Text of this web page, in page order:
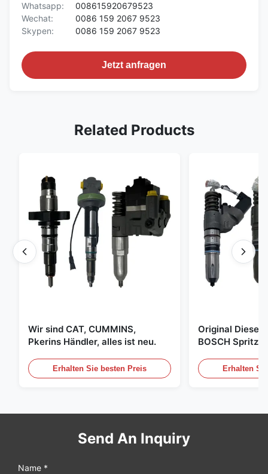
Whatsapp:
008615920679523
Wechat:
0086 159 2067 9523
Skypen:
0086 159 2067 9523
Jetzt anfragen
Related Products
Wir sind CAT, CUMMINS,
Pkerins Händler, alles ist neu.
Erhalten Sie besten Preis
Original Diesel
BOSCH
Erhalten
Send An Inquiry
Name *